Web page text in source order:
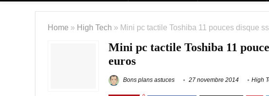
Home » High Tech » Mini pc tactile Toshiba 11 pouces disque
Mini pc tactile Toshiba 11
euros
Bons plans astuces 27 novembre 2014 High